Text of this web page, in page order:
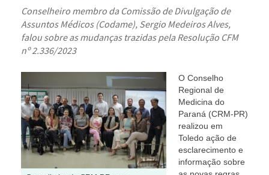
Conselheiro membro da Comissão de Divulgação de
Assuntos Médicos (Codame), Sergio Medeiros Alves,
falou sobre as mudanças trazidas pela Resolução CFM
nº 2.336/2023
O Conselho
Regional de
Medicina do
Paraná (CRM-PR)
realizou em
Toledo ação de
esclarecimento e
informação sobre